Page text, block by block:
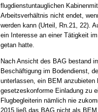
flugdienstuntauglichen
Arbeitsverhältnis nicht endet,
werden kann (Urteil, Rn.21, 22).
ein Interesse an einer Tätigkeit
getan hatte.
Nach Ansicht des BAG bestand
Beschäftigung im Bodendienst,
unterlassen, ein BEM anzubieten
gesetzeskonforme Einladung zu
Flugbegleiterin nämlich nie
2015 ließ das BAG nicht als